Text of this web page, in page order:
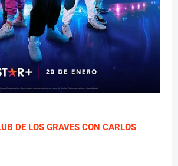
DE LOS GRAVES CON CARLOS